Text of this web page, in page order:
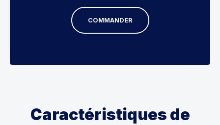
COMMANDER
Caractéristiques de